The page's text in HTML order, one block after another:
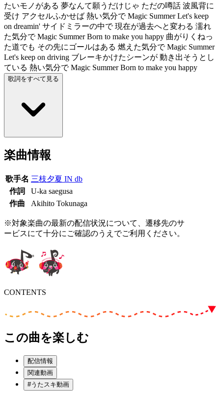
たいモノがある 夢なんて願うだけじゃ ただの噂話 波風背に
受け アクセルふかせば 熱い気分で Magic Summer Let's keep
on dreamin' サイドミラーの中で 現在が過去へと変わる 濡れ
た気分で Magic Summer Born to make you happy 曲がりくねっ
た道でも その先にゴールはある 燃えた気分で Magic Summer
Let's keep on driving ブレーキかけたシーンが 動き出そうとし
ている 熱い気分で Magic Summer Born to make you happy
歌詞をすべて見る
楽曲情報
歌手名 三枝夕夏 IN db
作詞
U-ka saegusa
作曲
Akihito Tokunaga
※対象楽曲の最新の配信状況について、遷移先のサ
ービスにて十分にご確認のうえでご利用ください。
CONTENTS
この曲を楽しむ
配信情報
関連動画
#うたスキ動画